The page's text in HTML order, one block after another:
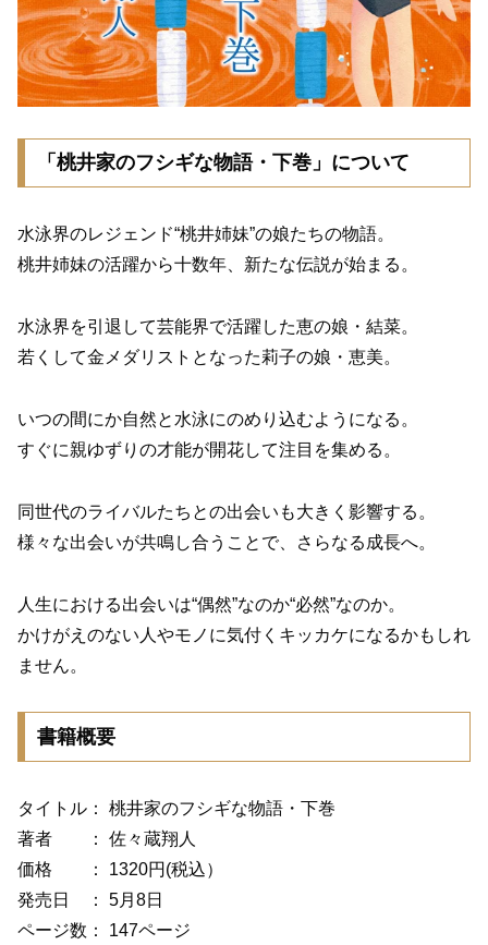
「桃井家のフシギな物語・下巻」について
水泳界のレジェンド“桃井姉妹”の娘たちの物語。
桃井姉妹の活躍から十数年、新たな伝説が始まる。
水泳界を引退して芸能界で活躍した恵の娘・結菜。
若くして金メダリストとなった莉子の娘・恵美。
いつの間にか自然と水泳にのめり込むようになる。
すぐに親ゆずりの才能が開花して注目を集める。
同世代のライバルたちとの出会いも大きく影響する。
様々な出会いが共鳴し合うことで、さらなる成長へ。
人生における出会いは“偶然”なのか“必然”なのか。
かけがえのない人やモノに気付くキッカケになるかもしれ
ません。
書籍概要
タイトル： 桃井家のフシギな物語・下巻
著者 ： 佐々蔵翔人
価格 ： 1320円(税込）
発売日 ： 5月8日
ページ数： 147ページ